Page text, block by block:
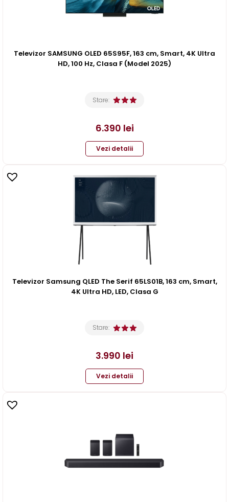
Televizor SAMSUNG OLED 65S95F, 163 cm, Smart, 4K Ultra
HD, 100 Hz, Clasa F (Model 2025)
Stare:
6.390 lei
Vezi detalii
Televizor Samsung QLED The Serif 65LS01B, 163 cm, Smart,
4K Ultra HD, LED, Clasa G
Stare:
3.990 lei
Vezi detalii